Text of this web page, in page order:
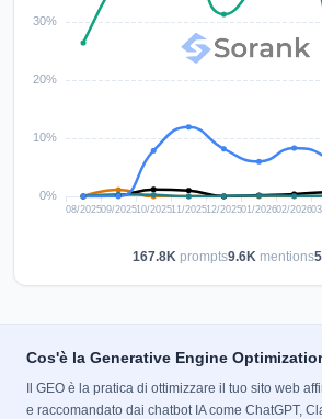
167.8K prompts9.6K mentions5
Cos'è la Generative Engine
Il GEO è la pratica di ottimizzare il tuo sito web
e raccomandato dai chatbot IA come ChatGPT,